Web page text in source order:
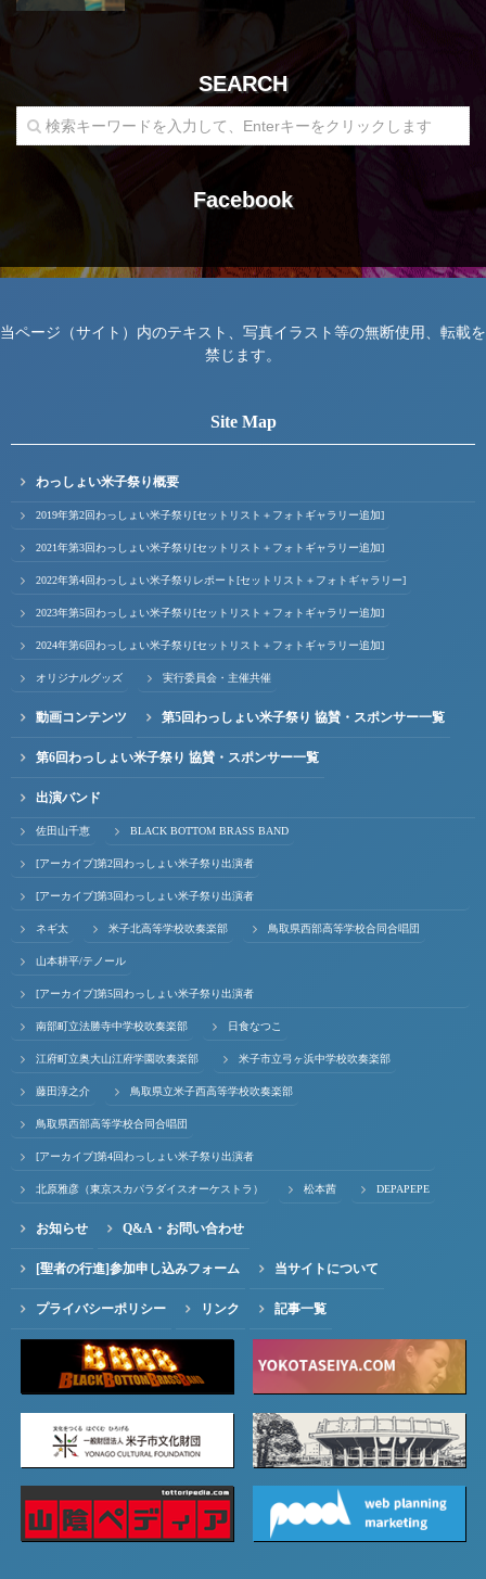
SEARCH
Facebook
当ページ（サイト）内のテキスト、写真イラスト等の無断使用、転載を
禁じます。
Site Map
わっしょい米子祭り概要
2019年第2回わっしょい米子祭り[セットリスト＋フォトギャラリー追加]
2021年第3回わっしょい米子祭り[セットリスト＋フォトギャラリー追加]
2022年第4回わっしょい米子祭りレポート[セットリスト＋フォトギャラリー]
2023年第5回わっしょい米子祭り[セットリスト＋フォトギャラリー追加]
2024年第6回わっしょい米子祭り[セットリスト＋フォトギャラリー追加]
オリジナルグッズ 実行委員会・主催共催
動画コンテンツ 第5回わっしょい米子祭り 協賛・スポンサー一覧
第6回わっしょい米子祭り 協賛・スポンサー一覧
出演バンド
佐田山千恵 BLACK BOTTOM BRASS BAND
[アーカイブ]第2回わっしょい米子祭り出演者
[アーカイブ]第3回わっしょい米子祭り出演者
ネギ太 米子北高等学校吹奏楽部 鳥取県西部高等学校合同合唱団
山本耕平/テノール
[アーカイブ]第5回わっしょい米子祭り出演者
南部町立法勝寺中学校吹奏楽部 日食なつこ
江府町立奥大山江府学園吹奏楽部 米子市立弓ヶ浜中学校吹奏楽部
藤田淳之介 鳥取県立米子西高等学校吹奏楽部
鳥取県西部高等学校合同合唱団
[アーカイブ]第4回わっしょい米子祭り出演者
北原雅彦（東京スカパラダイスオーケストラ） 松本茜 DEPAPEPE
お知らせ Q&A・お問い合わせ
[聖者の行進]参加申し込みフォーム 当サイトについて
プライバシーポリシー リンク 記事一覧